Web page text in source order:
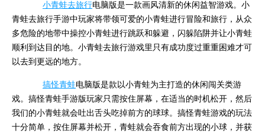
小青蛙去旅行电脑版是一款画风清新的休闲益智游戏。小
青蛙去旅行手游中玩家将带领可爱的小青蛙进行冒险和旅行，从众
多危险的地带中操控小青蛙进行跳跃和躲避，闪躲陷阱并让小青蛙
顺利到达目的地。小青蛙去旅行游戏里只有成功度过重重困难才可
以去到更远的地方。
搞怪青蛙电脑版是款以小青蛙为主打造的休闲闯关类游
戏。搞怪青蛙手游版玩家只需按住屏幕，在适当的时机松开，然后
我们的小青蛙就会吐出舌头吃掉前方的球球。搞怪青蛙游戏的玩法
十分简单，按住屏幕并松开，青蛙就会吞食前方出现的小球，并获